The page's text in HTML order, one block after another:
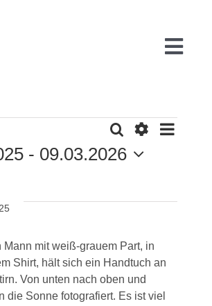
Start
UND
Suche Liste
- 09.03.2026